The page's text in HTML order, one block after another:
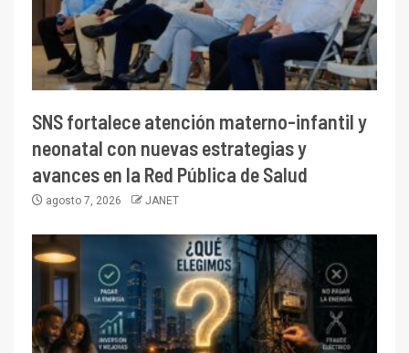
SNS fortalece atención materno-infantil y
neonatal con nuevas estrategias y
avances en la Red Pública de Salud
agosto 7, 2026 JANET